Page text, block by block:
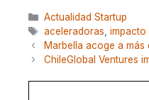
Categorías
Actualidad Startup
Etiquetas
aceleradoras impacto
Marbella acoge a más
ChileGlobal Ventures